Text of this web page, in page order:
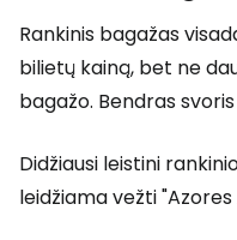
Rankinis bagažas
bilietų kainą, bet ne
bagažo. Bendras
Didžiausi leistini
leidžiama vežti "Azores